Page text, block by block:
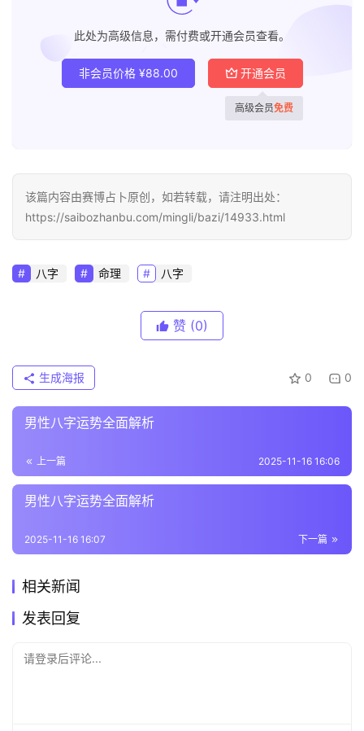
此处为高级信息，需付费或开通会员查看。
非会员价格 ¥88.00 开通会员
高级会员免费
该篇内容由赛博占卜原创，如若转载，请注明出处：
https://saibozhanbu.com/mingli/bazi/14933.html
八字 命理 八字
赞 (0)
0 0
生成海报
男性八字运势全面解析
上一篇 2025-11-16 16:06
男性八字运势全面解析
下一篇
2025-11-16 16:07
相关新闻
发表回复
请登录后评论...